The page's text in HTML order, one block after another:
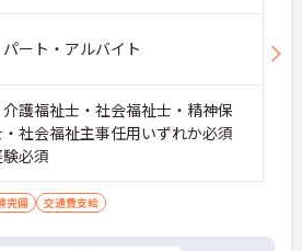
ート・アルバイト
護福祉士・社会福祉士・精神保
社会福祉主事任用いずれか必須
必須
完備 交通費支給